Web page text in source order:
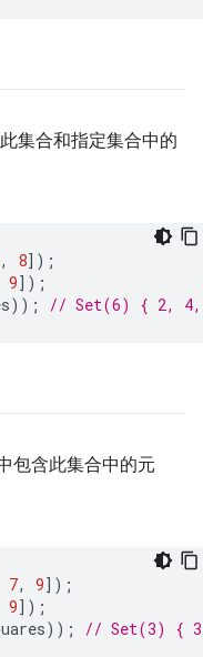
集合和指定集合中的
, 8]);
9]);
)); // Set(6) { 2,
包含此集合中的元
7, 9]);
9]);
)); // Set(3) {